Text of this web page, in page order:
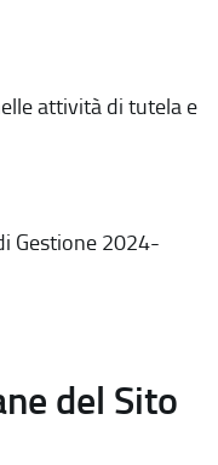
attività di tutela e
Gestione 2024-
del Sito